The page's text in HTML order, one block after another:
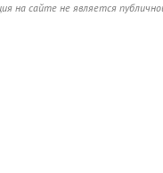
на сайте не является